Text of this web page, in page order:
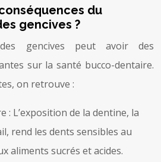
du
gencives ?
gencives peut avoir des
sur la santé bucco-dentaire.
on retrouve :
: L’exposition de la dentine, la
rend les dents sensibles au
aliments sucrés et acides.